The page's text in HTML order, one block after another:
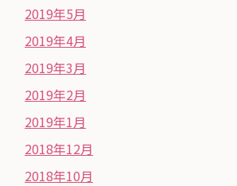
2019年5月
2019年4月
2019年3月
2019年2月
2019年1月
2018年12月
2018年10月